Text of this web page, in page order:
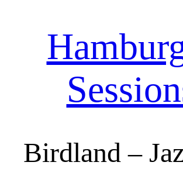
Birdland –